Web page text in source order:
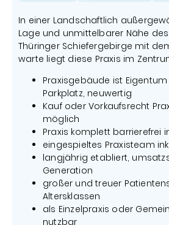
In einer Landschaftlich
Lage und unmittelbarer Nähe
Thüringer Schiefergebirge mit
warte liegt diese Praxis im
Praxisgebäude ist
Parkplatz, neuwertig
Kauf oder Vorkaufsrecht
möglich
Praxis komplett barrierefrei
eingespieltes Praxisteam
langjährig etabliert,
Generation
großer und treuer
Altersklassen
als Einzelpraxis oder
nutzbar